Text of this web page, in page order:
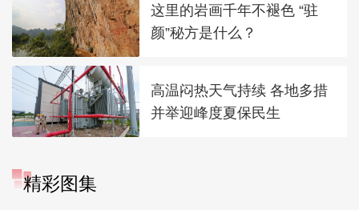
这里的岩画千年不褪色 “驻
颜”秘方是什么？
高温闷热天气持续 各地多措
并举迎峰度夏保民生
精彩图集